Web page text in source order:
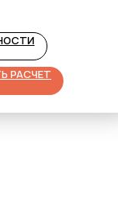
РАСЧЕТ